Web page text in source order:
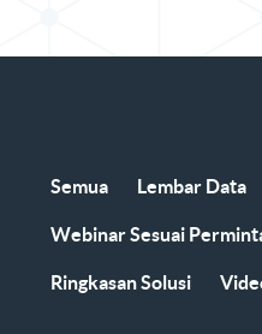
Semua Lembar Data
Webinar Sesuai
Ringkasan Solusi